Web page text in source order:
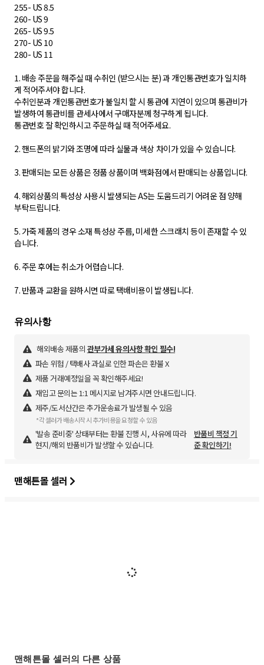
255- US 8.5
260- US 9
265- US 9.5
270- US 10
280- US 11
1. 배송 주문을 해주실 때 수취인 (받으시는 분) 과 개인통관번호가 일치하
게 적어주셔야 합니다.
수취인분과 개인통관번호가 불일치 할 시 통관에 지연이 있으며 통관비가
발생하여 통관비를 관세사에서 구매자분께 청구하게 됩니다.
통관번호 잘 확인하시고 주문하실 때 적어주세요.
2. 핸드폰의 밝기와 조명에 따라 실물과 색상 차이가 있을 수 있습니다.
3. 판매되는 모든 상품은 정품 상품이며 백화점에서 판매되는 상품입니다.
4. 해외상품의 특성상 사용시 발생되는 AS는 도움드리기 어려운 점 양해
부탁드립니다.
5. 가죽 제품의 경우 소재 특성상 주름, 미세한 스크래치 등이 존재할 수 있
습니다.
6. 주문 후에는 취소가 어렵습니다.
7. 반품과 교환을 원하시면 따로 택배비용이 발생됩니다.
유의사항
해외배송 제품의 관부가세 유의사항 확인 필수!
파손 위험 / 택배사 과실로 인한 파손은 환불 X
제품 거래예정일을 꼭 확인해주세요!
재입고 문의는 1:1 메시지로 남겨주시면 안내드립니다.
제주/도서산간은 추가운송료가 발생될 수 있음
*각 셀러가 배송시작 시 추가비용을 요청할 수 있음
'발송 준비중' 상태부터는 환불 진행 시, 사유에 따라
현지/해외 반품비가 발생할 수 있습니다.
반품비 책정 기
준 확인하기!
맨해튼몰 셀러
맨해튼몰 셀러의 다른 상품